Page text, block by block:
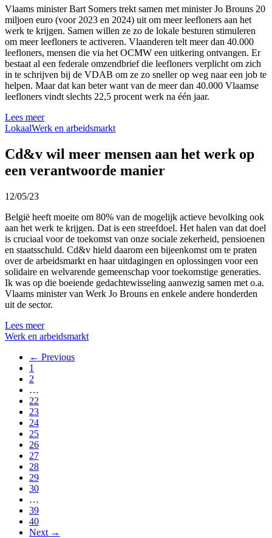
Vlaams minister Bart Somers trekt samen met minister Jo Brouns 20
miljoen euro (voor 2023 en 2024) uit om meer leefloners aan het
werk te krijgen. Samen willen ze zo de lokale besturen stimuleren
om meer leefloners te activeren. Vlaanderen telt meer dan 40.000
leefloners, mensen die via het OCMW een uitkering ontvangen. Er
bestaat al een federale omzendbrief die leefloners verplicht om zich
in te schrijven bij de VDAB om ze zo sneller op weg naar een job te
helpen. Maar dat kan beter want van de meer dan 40.000 Vlaamse
leefloners vindt slechts 22,5 procent werk na één jaar.
Lees meer
LokaalWerk en arbeidsmarkt
Cd&v wil meer mensen aan het werk op
een verantwoorde manier
12/05/23
België heeft moeite om 80% van de mogelijk actieve bevolking ook
aan het werk te krijgen. Dat is een streefdoel. Het halen van dat doel
is cruciaal voor de toekomst van onze sociale zekerheid, pensioenen
en staatsschuld. Cd&v hield daarom een bijeenkomst om te praten
over de arbeidsmarkt en haar uitdagingen en oplossingen voor een
solidaire en welvarende gemeenschap voor toekomstige generaties.
Ik was op die boeiende gedachtewisseling aanwezig samen met o.a.
Vlaams minister van Werk Jo Brouns en enkele andere honderden
uit de sector.
Lees meer
Werk en arbeidsmarkt
← Previous
1
2
…
22
23
24
25
26
27
28
29
30
…
39
40
Next →